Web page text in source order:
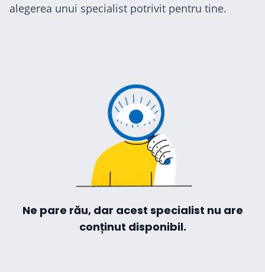
alegerea unui specialist potrivit pentru tine.
Ne pare rău, dar acest specialist nu are
conținut disponibil.